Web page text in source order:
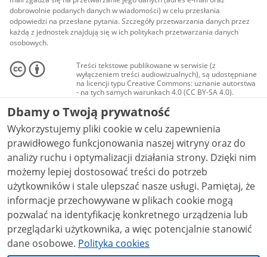
dobrowolnie podanych danych w wiadomości) w celu przesłania
odpowiedzi na przesłane pytania. Szczegóły przetwarzania danych przez
każdą z jednostek znajdują się w ich politykach przetwarzania danych
osobowych.
Treści tekstowe publikowane w serwisie (z
wyłączeniem treści audiowizualnych), są udostępniane
na licencji typu Creative Commons: uznanie autorstwa
- na tych samych warunkach 4.0 (CC BY-SA 4.0).
Materiały audiowizualne, w tym zdjęcia, materiały
audio i wideo, są udostępniane na licencji typu
Creative Commons: uznanie autorstwa użycie
niekomercyjne - bez utworów zależnych 4.0 (CC BY-
NC-ND 4.0), o ile nie jest to stwierdzone inaczej.
Dbamy o Twoją prywatność
Wykorzystujemy pliki cookie w celu zapewnienia
prawidłowego funkcjonowania naszej witryny oraz do
analizy ruchu i optymalizacji działania strony. Dzięki nim
możemy lepiej dostosować treści do potrzeb
użytkowników i stale ulepszać nasze usługi. Pamiętaj, że
informacje przechowywane w plikach cookie mogą
pozwalać na identyfikację konkretnego urządzenia lub
przeglądarki użytkownika, a więc potencjalnie stanowić
dane osobowe. Polityka cookies